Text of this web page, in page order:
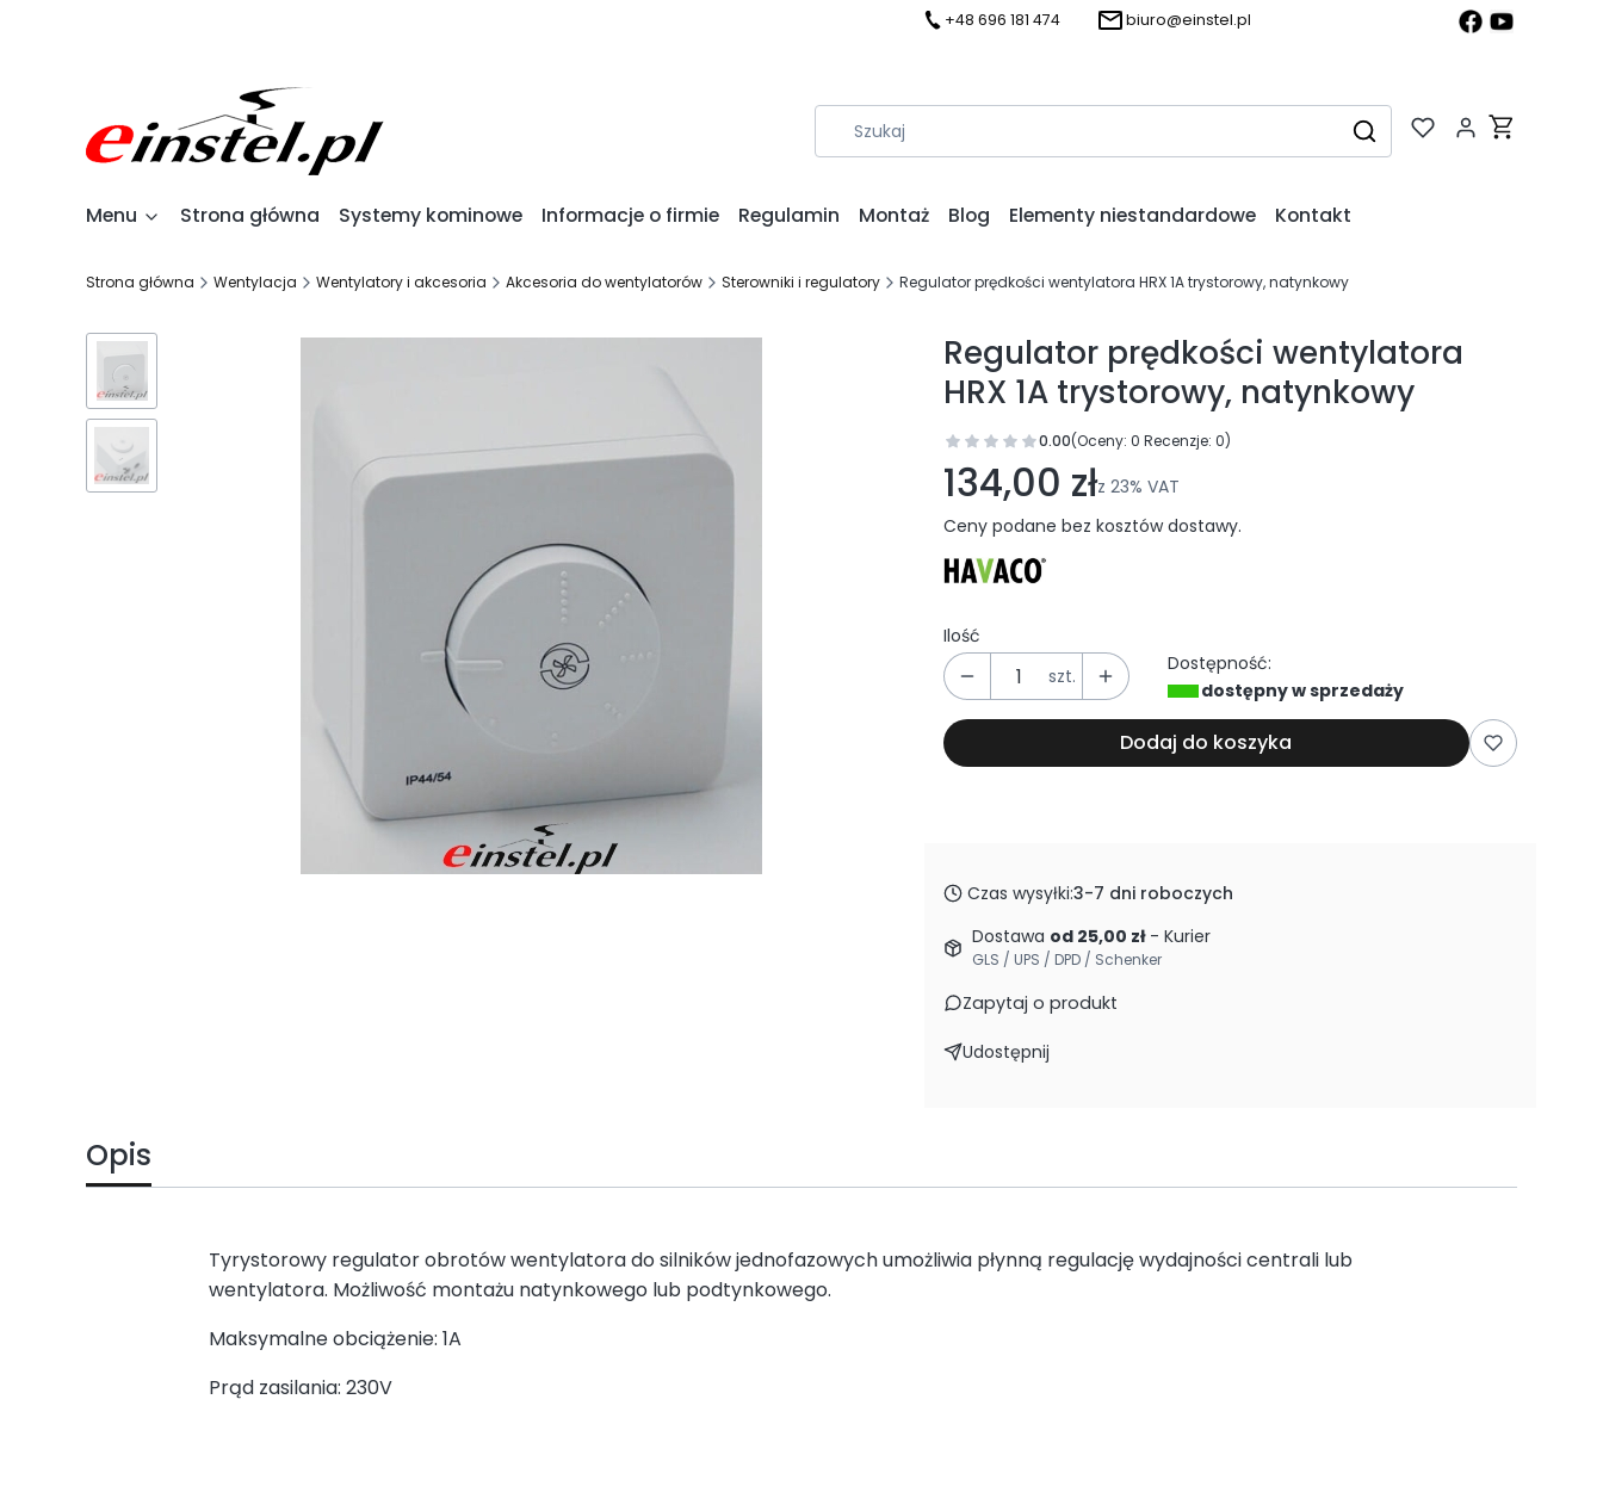
+48 696 181 474 biuro@einstel.pl
WyczyśćSzukaj
Produkty w
Menu Strona główna Systemy kominowe Informacje o firmie Regulamin Montaż Blog Elementy niestandardowe Kontakt
Strona główna Wentylacja Wentylatory i akcesoria Akcesoria do wentylatorów Sterowniki i regulatory Regulator prędkości wentylatora HRX 1A trystorowy, natynkowy
Regulator prędkości wentylatora
HRX 1A trystorowy, natynkowy
0.00(Oceny: 0 Recenzje: 0)
Przejdź do sekcji Opinie
134,00 złz 23% VAT
Ceny podane bez kosztów dostawy.
Ilość
szt.
Dostępność:
dostępny w sprzedaży
Dodaj do koszyka
Czas wysyłki:3-7 dni roboczych
Dostawa od 25,00 zł - Kurier
GLS / UPS / DPD / Schenker
Zapytaj o produkt
Udostępnij
Opis
Tyrystorowy regulator obrotów wentylatora do silników jednofazowych umożliwia płynną regulację wydajności centrali lub
wentylatora. Możliwość montażu natynkowego lub podtynkowego.
Maksymalne obciążenie: 1A
Prąd zasilania: 230V